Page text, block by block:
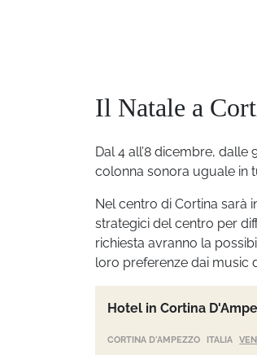
Il Natale a
Dal 4 all’8 dicembre,
colonna sonora uguale in
Nel centro di Cortina sarà
strategici del centro per
richiesta avranno la
loro preferenze dai music
Hotel in Cortina
CORTINA D'AMPEZZO ITALIA